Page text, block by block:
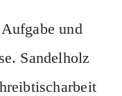
und
Sandelholz